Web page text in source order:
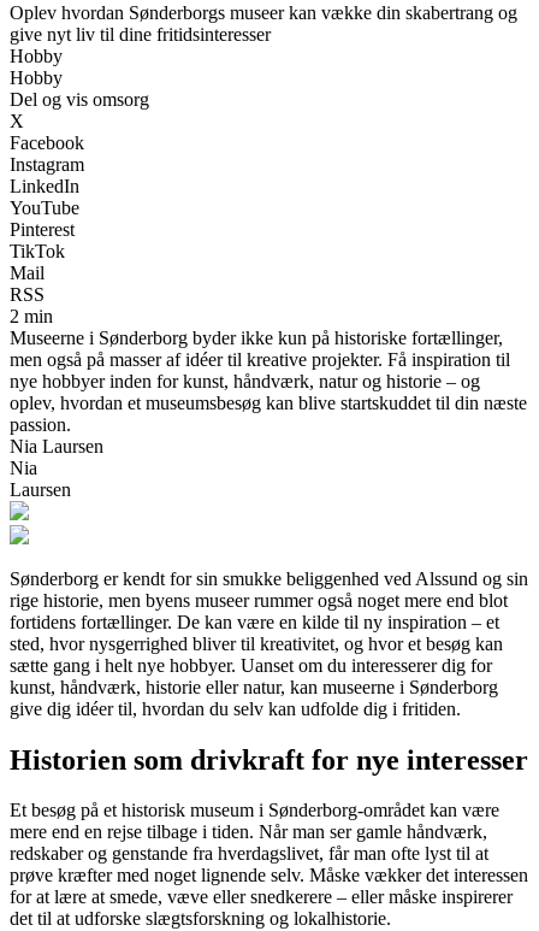
Oplev hvordan Sønderborgs museer kan vække din skabertrang og
give nyt liv til dine fritidsinteresser
Hobby
Hobby
Del og vis omsorg
X
Facebook
Instagram
LinkedIn
YouTube
Pinterest
TikTok
Mail
RSS
2 min
Museerne i Sønderborg byder ikke kun på historiske fortællinger,
men også på masser af idéer til kreative projekter. Få inspiration til
nye hobbyer inden for kunst, håndværk, natur og historie – og
oplev, hvordan et museumsbesøg kan blive startskuddet til din næste
passion.
Nia Laursen
Nia
Laursen
Sønderborg er kendt for sin smukke beliggenhed ved Alssund og sin
rige historie, men byens museer rummer også noget mere end blot
fortidens fortællinger. De kan være en kilde til ny inspiration – et
sted, hvor nysgerrighed bliver til kreativitet, og hvor et besøg kan
sætte gang i helt nye hobbyer. Uanset om du interesserer dig for
kunst, håndværk, historie eller natur, kan museerne i Sønderborg
give dig idéer til, hvordan du selv kan udfolde dig i fritiden.
Historien som drivkraft for nye interesser
Et besøg på et historisk museum i Sønderborg-området kan være
mere end en rejse tilbage i tiden. Når man ser gamle håndværk,
redskaber og genstande fra hverdagslivet, får man ofte lyst til at
prøve kræfter med noget lignende selv. Måske vækker det interessen
for at lære at smede, væve eller snedkerere – eller måske inspirerer
det til at udforske slægtsforskning og lokalhistorie.